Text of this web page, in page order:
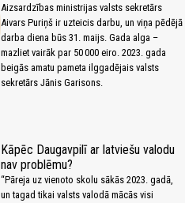
Aizsardzības ministrijas valsts sekretārs
Aivars Puriņš ir uzteicis darbu, un viņa pēdējā
darba diena būs 31. maijs. Gada alga –
mazliet vairāk par 50 000 eiro. 2023. gada
beigās amatu pameta ilggadējais valsts
sekretārs Jānis Garisons.
Kāpēc Daugavpilī ar latviešu valodu
nav problēmu?
“Pāreja uz vienoto skolu sākās 2023. gadā,
un tagad tikai valsts valodā mācās visi